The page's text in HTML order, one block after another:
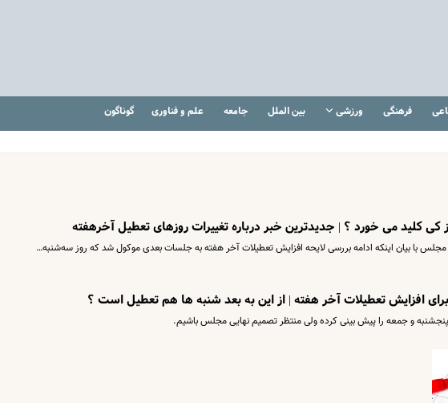
فرهنگی ورزشی بین الملل جامعه علم و فناوری گوناگون
کی کلید می خورد ؟ | جدیدترین خبر درباره تغییرات روزهای تعطیل آخرهفته
با بیان اینکه ادامه بررسی لایحه افزایش تعطیلات آخر هفته به جلسات بعدی موکول شد که روز سه‌شنبه…
افزایش تعطیلات آخر هفته | از این به بعد شنبه ها هم تعطیل است ؟
و جمعه را پیش بینی کرده ولی منتظر تصمیم نهایی مجلس باشیم.